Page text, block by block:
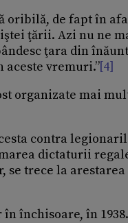
oribilă, de fapt în
ţării. Azi nu ne
ţara din
aceste vremuri.”[4]
organizate mai
contra
dictaturii
trece la
închisoare, în 1938.